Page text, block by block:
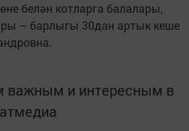
белән котларга балалары,
– барлыгы 30дан артык кеше
важным и интересным в